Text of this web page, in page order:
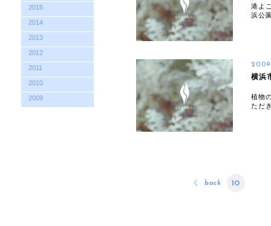
港よ
浜公
横浜
植物
ただ
back 10
2015
2014
2013
2012
2011
2010
2009